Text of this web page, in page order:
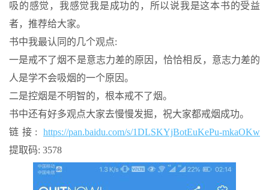
吸的感觉，我感觉我是成功的，所以说我是这本书的受益
者，推荐给大家。
书中我最认同的几个观点:
一是戒不了烟不是意志力差的原因，恰恰相反，意志力差的
人是学不会吸烟的一个原因。
二是控烟是不明智的，根本戒不了烟。
书中还有好多观点大家去慢慢发掘，祝大家都戒烟成功。
链接: https://pan.baidu.com/s/1DLSKYjBotEuKePu-mkaOKw
提取码: 3578